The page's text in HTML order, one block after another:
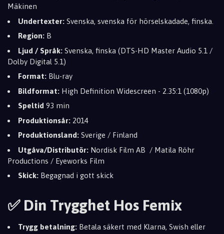
Mäkinen
Undertexter: Svenska, svenska för hörselskadade, finska.
Region: B
Ljud / Språk: Svenska, finska (DTS-HD Master Audio 5.1 /
Dolby Digital 5.1)
Format: Blu-ray
Bildformat: High Definition Widescreen - 2.35:1 (1080p)
Speltid 93 min
Produktionsår: 2014
Produktionsland: Sverige / Finland
Utgåva/Distributör: Nordisk Film AB / Matila Röhr
Productions / Eyeworks Film
Skick: Begagnad i gott skick
✅ Din Trygghet Hos Femix
Trygg betalning: Betala säkert med Klarna, Swish eller